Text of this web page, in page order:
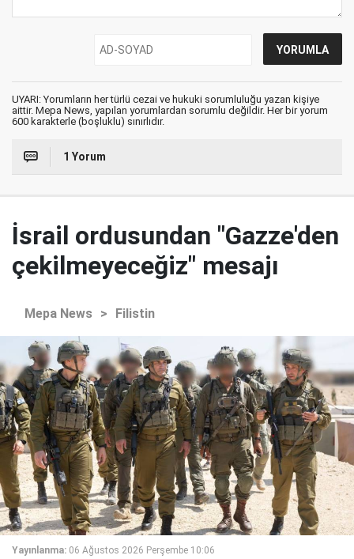
UYARI: Yorumların her türlü cezai ve hukuki sorumluluğu yazan kişiye
aittir. Mepa News, yapılan yorumlardan sorumlu değildir. Her bir yorum
600 karakterle (boşluklu) sınırlıdır.
1 Yorum
İsrail ordusundan "Gazze'den
çekilmeyeceğiz" mesajı
Mepa News > Filistin
Yayınlanma: 06 Ağustos 2026 Perşembe 10:06